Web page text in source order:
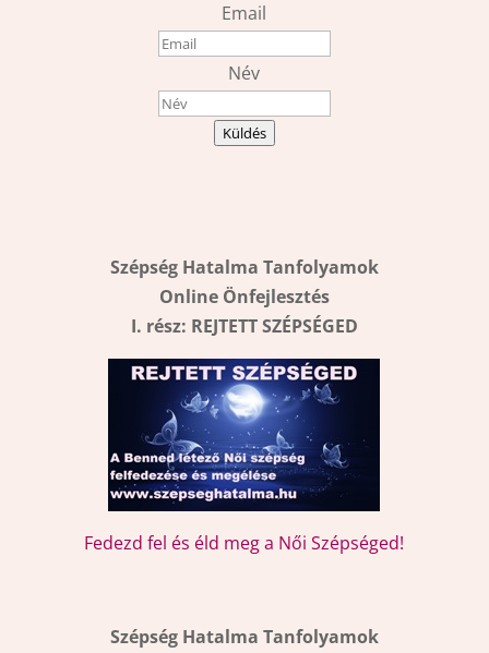
Email
Név
Küldés
Szépség Hatalma Tanfolyamok
Online Önfejlesztés
I. rész: REJTETT SZÉPSÉGED
Fedezd fel és éld meg a Női Szépséged!
Szépség Hatalma Tanfolyamok